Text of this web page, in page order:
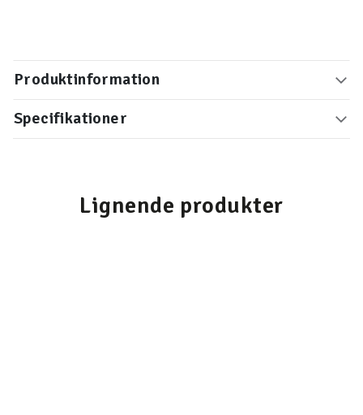
Produktinformation
Specifikationer
Lignende produkter